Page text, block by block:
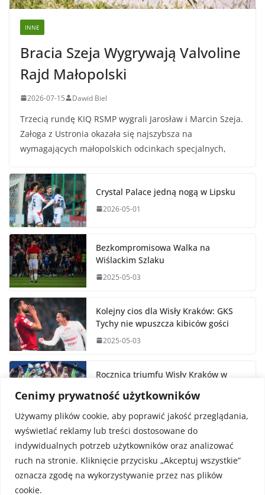
Cenimy prywatność użytkowników
Używamy plików cookie, aby poprawić jakość przeglądania,
wyświetlać reklamy lub treści dostosowane do
indywidualnych potrzeb użytkowników oraz analizować
ruch na stronie. Kliknięcie przycisku „Akceptuj wszystkie”
oznacza zgodę na wykorzystywanie przez nas plików
cookie.
INNE
Bracia Szeja Wygrywają Valvoline
Rajd Małopolski
2026-07-15 Dawid Biel
Trzecią rundę KIQ RSMP wygrali Jarosław i Marcin Szeja.
Załoga z Ustronia okazała się najszybsza na
wymagających małopolskich odcinkach specjalnych,
Crystal Palace jedną nogą w Lipsku
2026-05-01
Bezkompromisowa Walka na
Wiślackim Szlaku
2025-05-03
Kolejny cios dla Wisły Kraków: GKS
Tychy nie wpuszcza kibiców gości
2025-05-03
Rocznica triumfu Wisły Kraków w
2025-05-02